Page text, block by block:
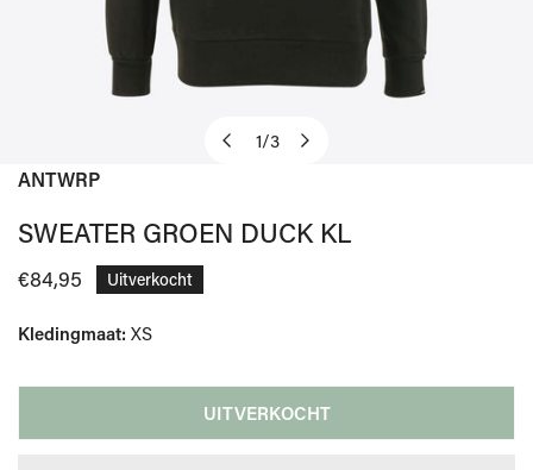
1/3
ANTWRP
SWEATER GROEN DUCK KL
Normale
€84,95 Uitverkocht
Kledingmaat: XS
UITVERKOCHT